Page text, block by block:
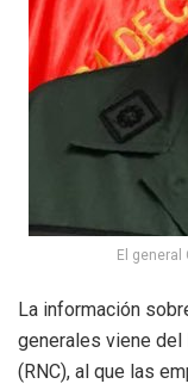
El
La información
generales viene del
(RNC), al que las